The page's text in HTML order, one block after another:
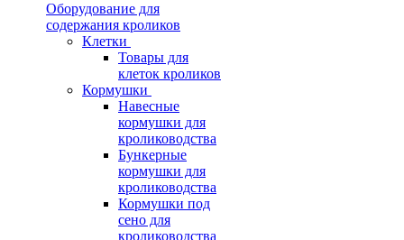
Оборудование для
содержания кроликов
Клетки
Товары для
клеток кроликов
Кормушки
Навесные
кормушки для
кролиководства
Бункерные
кормушки для
кролиководства
Кормушки под
сено для
кролиководства